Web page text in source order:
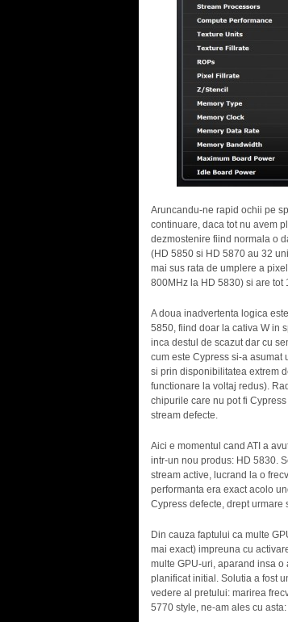
Aruncandu-ne rapid ochii pe
continuare, daca tot nu avem
dezmostenire fiind normala o
(HD 5850 si HD 5870 au 32
mai sus rata de umplere a
800MHz la HD 5830) si are tot
A doua inadvertenta logica
5850, fiind doar la cativa W in
inca destul de scazut dar cu
cum este Cypress si-a asumat
si prin disponibilitatea extrem
functionare la voltaj redus).
chipurile care nu pot fi
stream defecte.
Aici e momentul cand ATI a
intr-un nou produs: HD 5830.
stream active, lucrand la o
performanta era exact acolo
Cypress defecte, drept urmare
Din cauza faptului ca multe
mai exact) impreuna cu
multe GPU-uri, aparand insa
planificat initial. Solutia a fost
vedere al pretului: marirea
5770 style, ne-am ales cu asta: